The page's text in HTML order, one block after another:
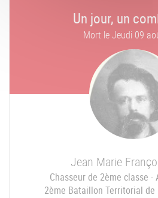
Un jour, un
Mort leJeudi 09
Jean Marie
Chasseur de 2ème classe -
2ème Bataillon Territorial de